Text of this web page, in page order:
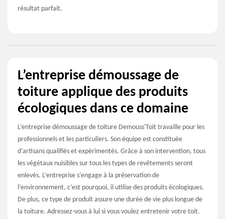
résultat parfait.
L’entreprise démoussage de
toiture applique des produits
écologiques dans ce domaine
L’entreprise démoussage de toiture Demouss'Toit travaille pour les
professionnels et les particuliers. Son équipe est constituée
d'artisans qualifiés et expérimentés. Grâce à son intervention, tous
les végétaux nuisibles sur tous les types de revêtements seront
enlevés. L’entreprise s’engage à la préservation de
l’environnement, c’est pourquoi, il utilise des produits écologiques.
De plus, ce type de produit assure une durée de vie plus longue de
la toiture. Adressez-vous à lui si vous voulez entretenir votre toit.